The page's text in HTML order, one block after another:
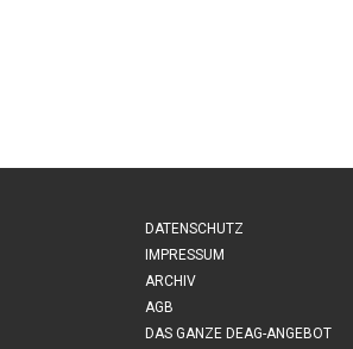
DATENSCHUTZ
IMPRESSUM
ARCHIV
AGB
DAS GANZE DEAG-ANGEBOT